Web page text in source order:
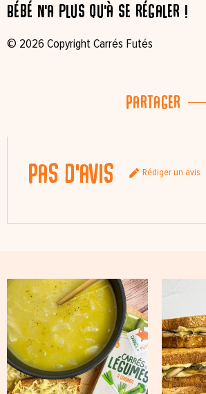
Bébé n'a plus qu'à se régaler !
© 2026 Copyright Carrés Futés
Partager
Pas d'avis Rédiger un avis